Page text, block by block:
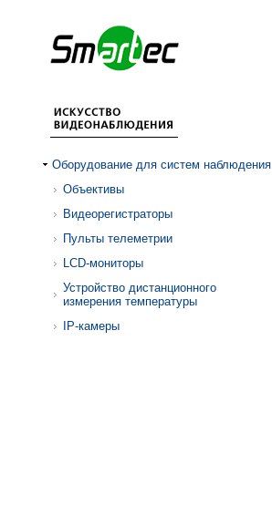
Оборудование для систем наблюдения
Объективы
Видеорегистраторы
Пульты телеметрии
LCD-мониторы
Устройство дистанционного
измерения температуры
IP-камеры